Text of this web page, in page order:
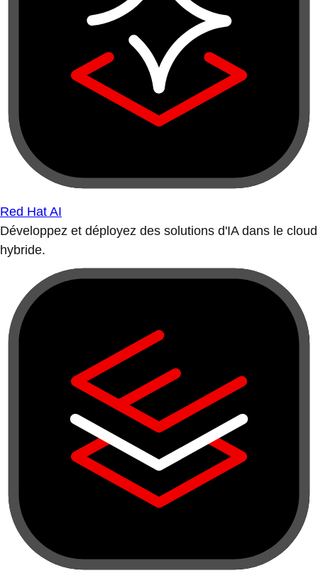
Red Hat AI
Développez et déployez des solutions d'IA dans le cloud
hybride.